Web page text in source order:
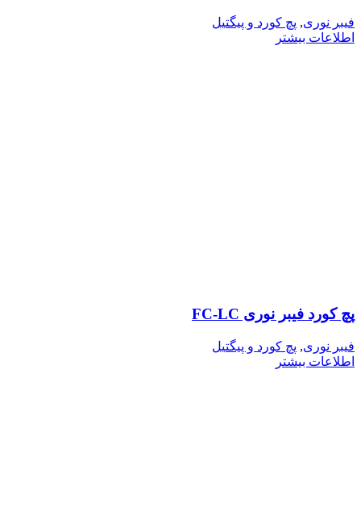
فیبر نوری, پچ کورد و پیگتیل
اطلاعات بیشتر
پچ کورد فیبر نوری FC-LC
فیبر نوری, پچ کورد و پیگتیل
اطلاعات بیشتر